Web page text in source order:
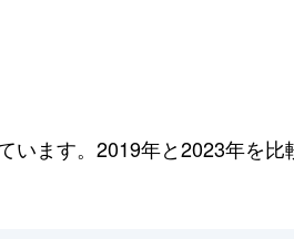
います。2019年と2023年を